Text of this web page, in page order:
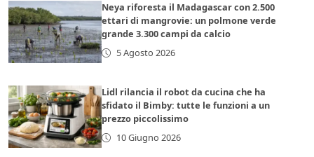
Neya riforesta il Madagascar con 2.500
ettari di mangrovie: un polmone verde
grande 3.300 campi da calcio
5 Agosto 2026
Lidl rilancia il robot da cucina che ha
sfidato il Bimby: tutte le funzioni a un
prezzo piccolissimo
10 Giugno 2026